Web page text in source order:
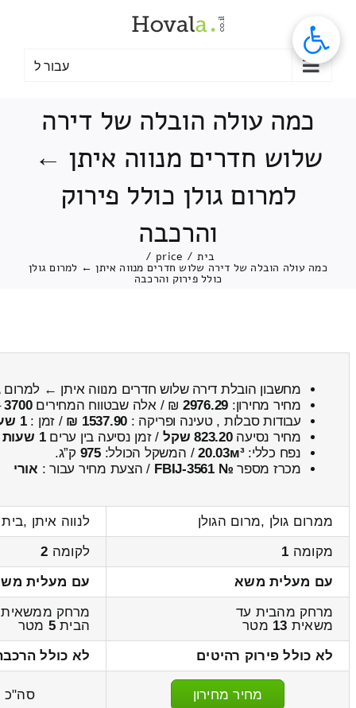
עבור ל
כמה עולה הובלה של דירה
שלוש חדרים מנווה איתן ←
למרום גולן כולל פירוק
והרכבה
בית /
price
/
כמה עולה הובלה של דירה שלוש חדרים מנווה איתן ← למרום גולן
כולל פירוק והרכבה
מחשבון הובלת דירה שלוש חדרים מנווה איתן ← למרום
מחיר מחירון: 2976.29 ₪ / אלה שבטווח המחירים3700
עבודות סבלות , טעינה ופריקה : 1537.90 ₪ / זמן :1 שעות 18 דקות
מחיר נסיעה823.20 שקל / זמן נסיעה בין ערים1 שעות , 18 דקות
נפח כללי:20.03м³/ המשקל הכולל:975 ק”ג.
מכרז מספר № FBIJ-3561 / הצעת מחיר עבור : אורי
ממרום גולן ,מרום הגולן
לנווה איתן
מקומה 1 לקומה 2
עם מעלית משא
עם מעלית
מרחק מהבית עד
משאית 13 מטר
מרחק
הבית5 מטר
לא כולל פירוק רהיטים
לא כולל
מחיר מחירון סה"כ